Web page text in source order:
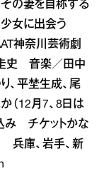
その妻を自称する
少女に出会う
神奈川芸術劇
史 音楽／田中
、平埜生成、尾
12月7、8日は
み チケットかな
） 兵庫、岩手、新